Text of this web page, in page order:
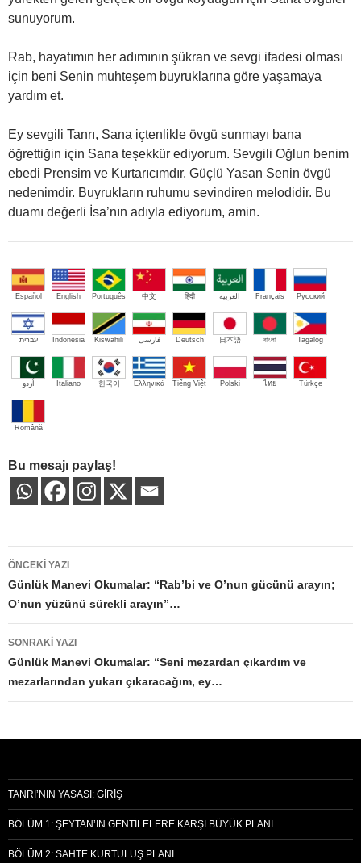
sunuyorum.
Rab, hayatımın her adımının şükran ve sevgi ifadesi olması
için beni Senin muhteşem buyruklarına göre yaşamaya
yardım et.
Ey sevgili Tanrı, Sana içtenlikle övgü sunmayı bana
öğrettiğin için Sana teşekkür ediyorum. Sevgili Oğlun benim
ebedi Prensim ve Kurtarıcımdır. Güçlü Yasan Senin övgü
nedenimdir. Buyrukların ruhumu sevindiren melodidir. Bu
duamı değerli İsa’nın adıyla ediyorum, amin.
Español English Português 中文 हिंदी العربية Français Русский
עברית Indonesia Kiswahili فارسی Deutsch 日本語 বাংলা Tagalog
اُردو Italiano 한국어 Ελληνικά Tiếng Việt Polski ไทย Türkçe
Română
Bu mesajı paylaş!
Yazı
dolaşımı
ÖNCEKI YAZI
Günlük Manevi Okumalar: “Rab’bi ve O’nun gücünü arayın;
O’nun yüzünü sürekli arayın”…
SONRAKI YAZI
Günlük Manevi Okumalar: “Seni mezardan çıkardım ve
mezarlarından yukarı çıkaracağım, ey…
TANRI’NIN YASASI: GIRIŞ
BÖLÜM 1: ŞEYTAN’IN GENTILELERE KARŞI BÜYÜK PLANI
BÖLÜM 2: SAHTE KURTULUŞ PLANI